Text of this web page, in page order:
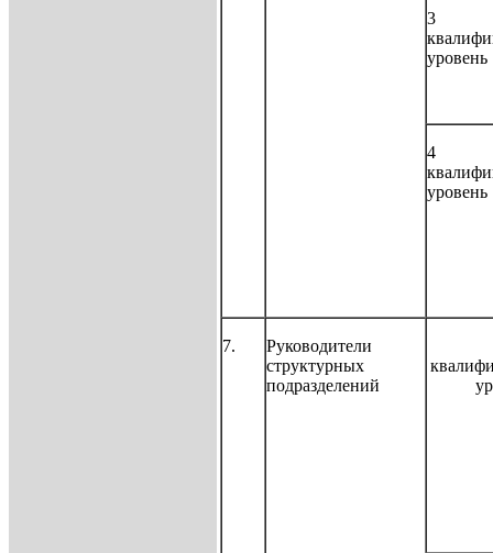
3
уровень
4
уровень
7.
Руководители
структурных
подразделений